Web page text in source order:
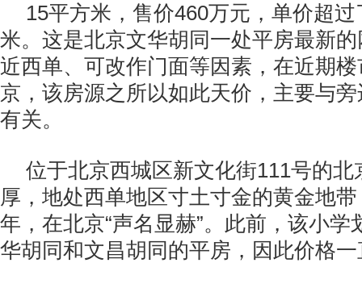
15平方米，售价460万元，单价超
米。这是北京文华胡同一处平房最新
近西单、可改作门面等因素，在近期
京，该房源之所以如此天价，主要与
有关。
位于北京西城区新文化街111号的
厚，地处西单地区寸土寸金的黄金地
年，在北京“声名显赫”。此前，该小学
华胡同和文昌胡同的平房，因此价格